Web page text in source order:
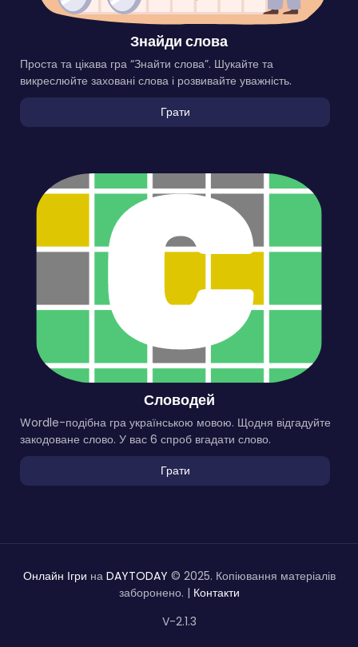
Знайди слова
Проста та цікава гра “Знайти слова”. Шукайте та
викреслюйте заховані слова і розвивайте уважність.
Грати
Словодей
Wordle-подібна гра українською мовою. Щодня відгадуйте
закодоване слово. У вас 6 спроб вгадати слово.
Грати
Онлайн Ігри на DAYTODAY © 2025. Копіювання матеріалів
заборонено. | Контакти
V-2.1.3